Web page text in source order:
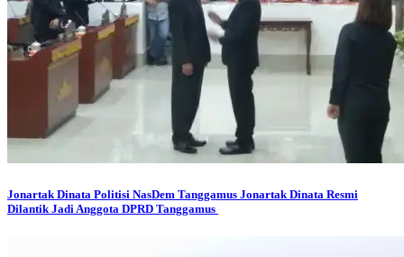
Jonartak Dinata Politisi NasDem Tanggamus Jonartak Dinata Resmi
Dilantik Jadi Anggota DPRD Tanggamus